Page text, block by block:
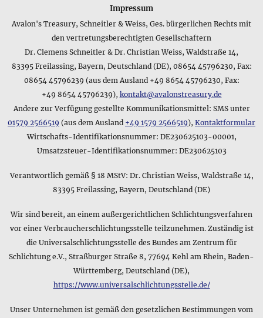
Wie lautet die Kurzangabe zum Lieferumfang für das
Produkt Mond • Ring mit Edelstein?
Für einen schnellen Überblick über den Lieferumfang des
Produkts Mond • Ring mit Edelstein bietet sich folgende
Kurzfassung an: mit Schmuckbeutel. Sollten Sie sich für
weitere Details interessieren, können Sie im oberen Bereich
dieser Produktseite mehr Informationen finden wie z.B. die
Größe oder das verwendete Material der Verpackung.
Nennt der Hersteller das Gewicht des Produkts Mond • Ring
mit Edelstein?
Wir bemühen uns, möglichst genaue Angaben zu machen,
und Sie finden daher bei allen Produkten, die mit einer
Artikelgewicht und zum Gesamtgewicht mit allen
Lieferbestandteilen. Die Gewichtsangabe zum Artikel Mond •
Gibt es eine kurze Zusammenfassung zum Material des
Produkts Mond • Ring mit Edelstein?
Folgende kurze Beschreibung zum Material des Produkts
Mond • Ring mit Edelstein stammt aus dem Datenblatt des
Herstellers: Sterling Silber 925. Bitte beachten Sie, dass es
sich hierbei nur um eine kurze Zusammenfassung handelt
Produktseite, wenn Sie weitere Informationen benötigen.
Impressum
Avalon's Treasury, Schneitler & Weiss, Ges. bürgerlichen Rechts mit
den vertretungsberechtigten Gesellschaftern
Dr. Clemens Schneitler & Dr. Christian Weiss, Waldstraße 14,
83395 Freilassing, Bayern, Deutschland (DE), 08654 45796230, Fax:
08654 45796239 (aus dem Ausland +49 8654 45796230, Fax:
+49 8654 45796239), kontakt@avalonstreasury.de
Andere zur Verfügung gestellte Kommunikationsmittel: SMS unter
01579 2566519 (aus dem Ausland +49 1579 2566519), Kontaktformular
Wirtschafts-Identifikationsnummer: DE230625103-00001,
Umsatzsteuer-Identifikationsnummer: DE230625103
Verantwortlich gemäß § 18 MStV: Dr. Christian Weiss, Waldstraße 14,
83395 Freilassing, Bayern, Deutschland (DE)
Wir sind bereit, an einem außergerichtlichen Schlichtungsverfahren
vor einer Verbraucherschlichtungsstelle teilzunehmen. Zuständig ist
die Universalschlichtungsstelle des Bundes am Zentrum für
Schlichtung e.V., Straßburger Straße 8, 77694 Kehl am Rhein, Baden-
Württemberg, Deutschland (DE),
https://www.universalschlichtungsstelle.de/
Unser Unternehmen ist gemäß den gesetzlichen Bestimmungen vom